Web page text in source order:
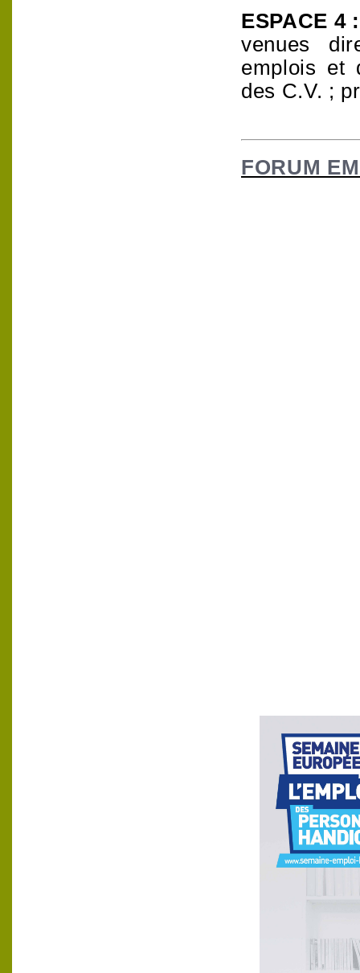
ESPACE 4
venues
emplois et
des C.V. ;
FORUM